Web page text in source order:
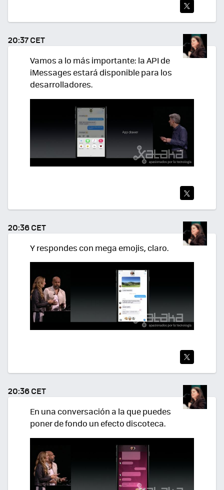
TEA
R
20:37 CET
Vamos a lo más importante: la API de
iMessages estará disponible para los
desarrolladores.
TEA
R
20:36 CET
Y respondes con mega emojis, claro.
TEA
R
20:36 CET
En una conversación a la que puedes
poner de fondo un efecto discoteca.